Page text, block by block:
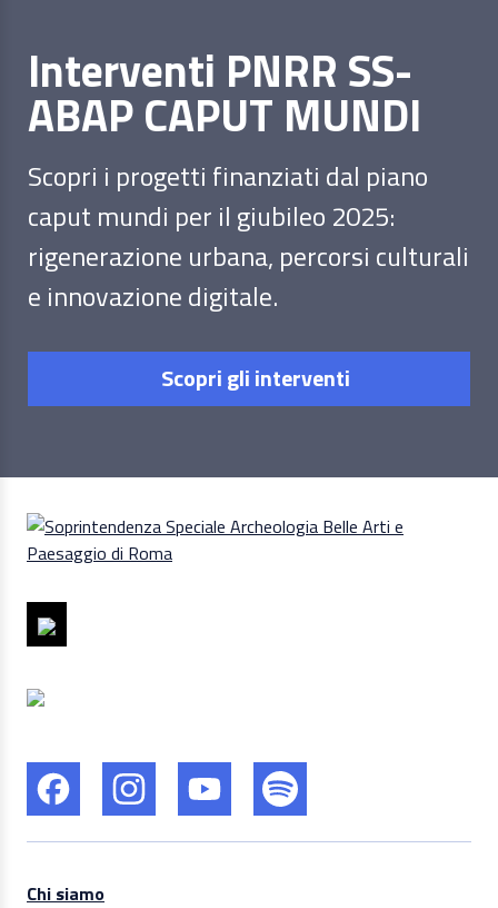
Interventi PNRR SS-
ABAP CAPUT MUNDI
Scopri i progetti finanziati dal piano
caput mundi per il giubileo 2025:
rigenerazione urbana, percorsi culturali
e innovazione digitale.
Scopri gli interventi
Chi siamo